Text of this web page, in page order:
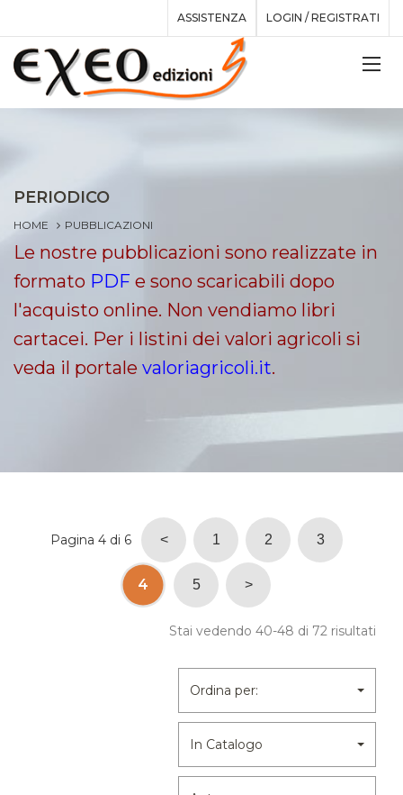
ASSISTENZA LOGIN / REGISTRATI
PERIODICO
HOME PUBBLICAZIONI
Le nostre pubblicazioni sono realizzate in
formato PDF e sono scaricabili dopo
l'acquisto online. Non vendiamo libri
cartacei. Per i listini dei valori agricoli si
veda il portale valoriagricoli.it.
Pagina 4 di 6 < 1 2 3
4 5 >
Stai vedendo 40-48 di 72 risultati
Ordina per:
In Catalogo